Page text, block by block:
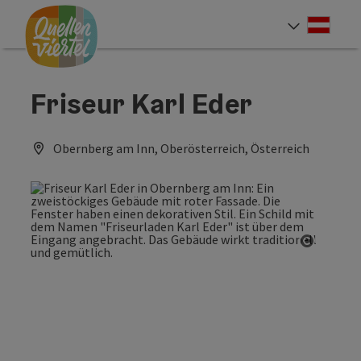
Zum Inhalt
Zur Navigation
Zum Seitenanfang
Friseur Karl Eder
Obernberg am Inn, Oberösterreich, Österreich